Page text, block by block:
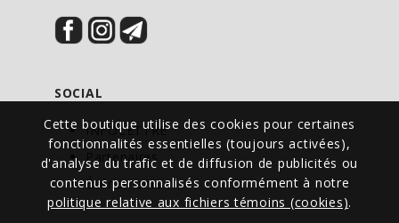
Cette boutique utilise des cookies pour certaines
fonctionnalités essentielles (toujours activées),
d'analyse du trafic et de diffusion de publicités ou
contenus personnalisés conformément à notre
politique relative aux fichiers témoins (cookies).
SOCIAL
INFOLETTRE
Partenaires
Événements